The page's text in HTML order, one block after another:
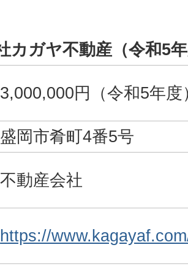
カガヤ不動産（令和5
3,000,000円（令和5年度
盛岡市肴町4番5号
不動産会社
https://